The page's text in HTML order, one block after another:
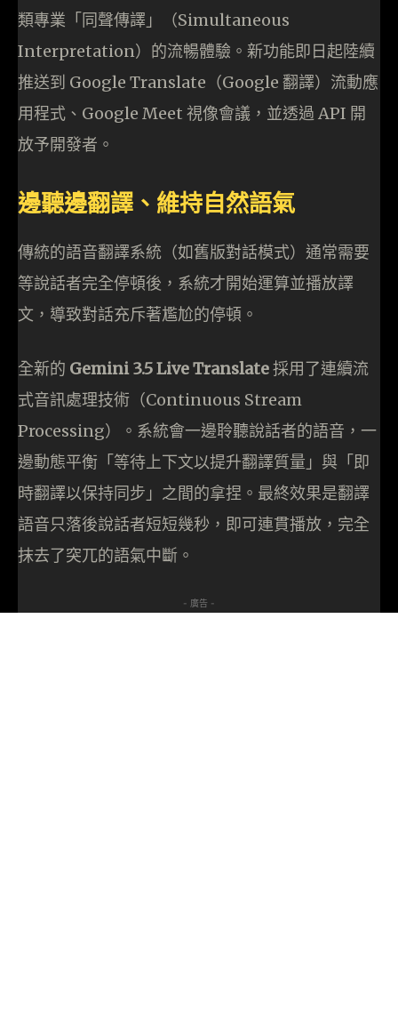
類專業「同聲傳譯」（Simultaneous
Interpretation）的流暢體驗。新功能即日起陸續
推送到 Google Translate（Google 翻譯）流動應
用程式、Google Meet 視像會議，並透過 API 開
放予開發者。
邊聽邊翻譯、維持自然語氣
傳統的語音翻譯系統（如舊版對話模式）通常需要
等說話者完全停頓後，系統才開始運算並播放譯
文，導致對話充斥著尷尬的停頓。
全新的 Gemini 3.5 Live Translate採用了連續流
式音訊處理技術（Continuous Stream
Processing）。系統會一邊聆聽說話者的語音，一
邊動態平衡「等待上下文以提升翻譯質量」與「即
時翻譯以保持同步」之間的拿捏。最終效果是翻譯
語音只落後說話者短短幾秒，即可連貫播放，完全
抹去了突兀的語氣中斷。
- 廣告 -